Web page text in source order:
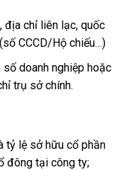
địa chỉ liên lạc, quốc
CCCD/Hộ chiếu…)
doanh nghiệp hoặc
trụ sở chính.
tỷ lệ sở hữu cổ phần
đông tại công ty;